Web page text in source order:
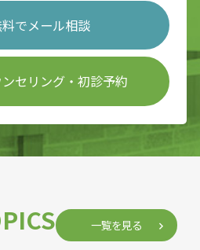
でメール相談
セリング・初診予約
一覧を見る